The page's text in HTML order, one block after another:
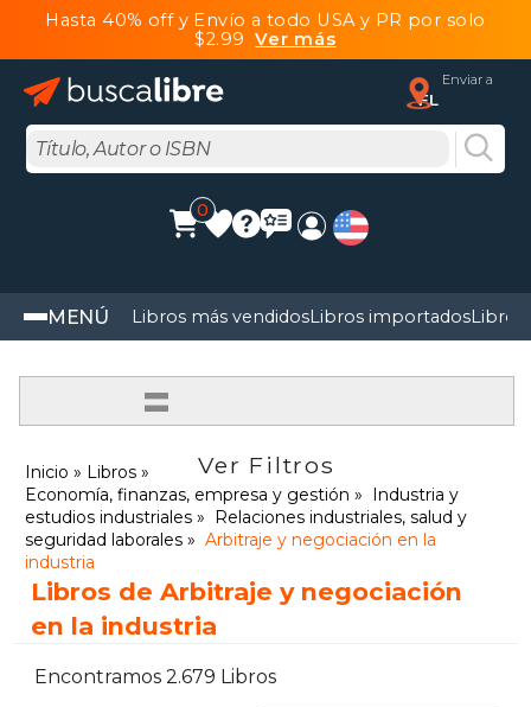
Hasta 40% off y Envío a todo USA y PR por solo
$2.99Ver más
Enviar a
FL
0
MENÚ Libros más vendidosLibros importadosLibros
=
Ver Filtros
Inicio
Libros
Economía, finanzas, empresa y gestión
Industria y
estudios industriales
Relaciones industriales, salud y
seguridad laborales
Arbitraje y negociación en la
industria
Libros de Arbitraje y negociación
en la industria
Encontramos 2.679 Libros